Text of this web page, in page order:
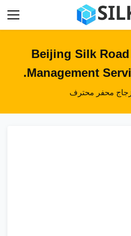
Beijing Silk
Management
محفر محترف